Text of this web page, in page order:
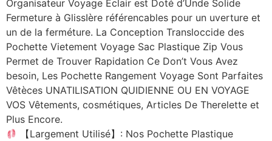
Organisateur Voyage Éclair est Doté d’Unde Solide
Fermeture à GlissIère référencables pour un uverture et
un de la ferméture. La Conception Transloccide des
Pochette Vietement Voyage Sac Plastique Zip Vous
Permet de Trouver Rapidation Ce Don’t Vous Avez
besoin, Les Pochette Rangement Voyage Sont Parfaites
Vêtèces UNATILISATION QUIDIENNE OU EN VOYAGE
VOS Vêtements, cosmétiques, Articles De Therelette et
Plus Encore.
【Largement Utilisé】: Nos Pochette Plastique